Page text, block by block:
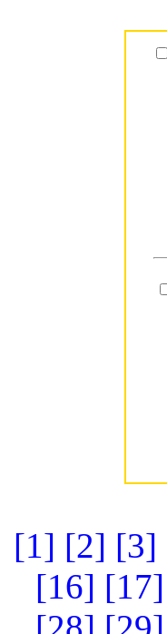
[1] [2] [3]
[16] [17]